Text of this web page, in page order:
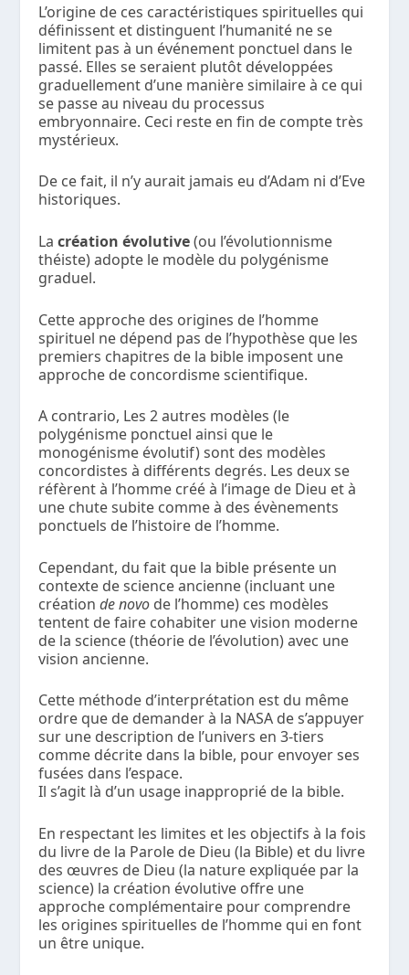
L’origine de ces caractéristiques spirituelles qui
définissent et distinguent l’humanité ne se
limitent pas à un événement ponctuel dans le
passé. Elles se seraient plutôt développées
graduellement d’une manière similaire à ce qui
se passe au niveau du processus
embryonnaire. Ceci reste en fin de compte très
mystérieux.
De ce fait, il n’y aurait jamais eu d’Adam ni d’Eve
historiques.
Lacréation évolutive(ou l’évolutionnisme
théiste) adopte le modèle du polygénisme
graduel.
Cette approche des origines de l’homme
spirituel ne dépend pas de l’hypothèse que les
premiers chapitres de la bible imposent une
approche de concordisme scientifique.
A contrario, Les 2 autres modèles (le
polygénisme ponctuel ainsi que le
monogénisme évolutif) sont des modèles
concordistes à différents degrés. Les deux se
réfèrent à l’homme créé à l’image de Dieu et à
une chute subite comme à des évènements
ponctuels de l’histoire de l’homme.
Cependant, du fait que la bible présente un
contexte de science ancienne (incluant une
créationde novo de l’homme) ces modèles
tentent de faire cohabiter une vision moderne
de la science (théorie de l’évolution) avec une
vision ancienne.
Cette méthode d’interprétation est du même
ordre que de demander à la NASA de s’appuyer
sur une description de l’univers en 3-tiers
comme décrite dans la bible, pour envoyer ses
fusées dans l’espace.
Il s’agit là d’un usage inapproprié de la bible.
En respectant les limites et les objectifs à la fois
du livre de la Parole de Dieu (la Bible) et du livre
des œuvres de Dieu (la nature expliquée par la
science) la création évolutive offre une
approche complémentaire pour comprendre
les origines spirituelles de l’homme qui en font
un être unique.